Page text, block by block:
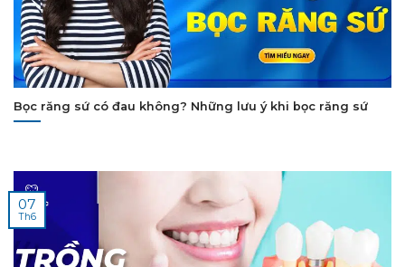
Bọc răng sứ có đau không? Những lưu ý khi bọc răng sứ
07
Th6